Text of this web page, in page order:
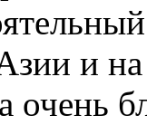
и на
очень